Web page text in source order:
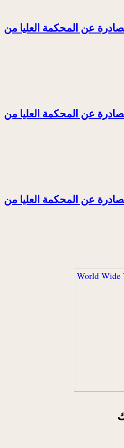
عن المحكمة العليا من
عن المحكمة العليا من
عن المحكمة العليا من